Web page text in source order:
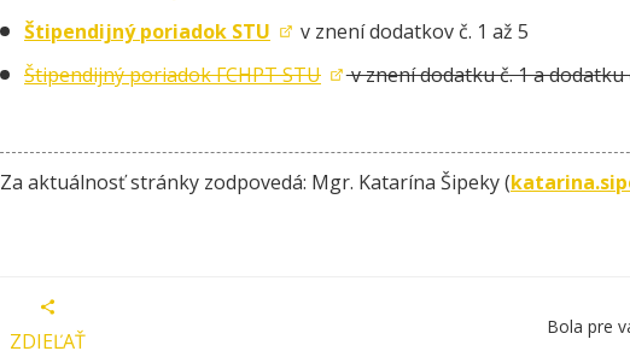
Štipendijný poriadok STU
v znení dodatkov č. 1 až 5
Štipendijný poriadok FCHPT STU
v znení dodatku č. 1 a dodatku
Za aktuálnosť stránky zodpovedá: Mgr. Katarína Šipeky (
ZDIEĽAŤ
Bola pre